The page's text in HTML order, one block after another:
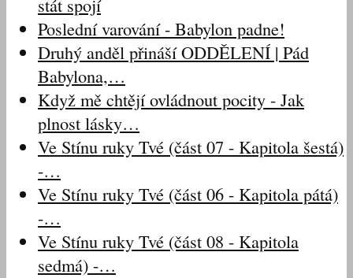
stát spojí
Poslední varování - Babylon padne!
Druhý anděl přináší ODDĚLENÍ | Pád
Babylona,…
Když mě chtějí ovládnout pocity - Jak
plnost lásky…
Ve Stínu ruky Tvé (část 07 - Kapitola šestá)
-…
Ve Stínu ruky Tvé (část 06 - Kapitola pátá)
-…
Ve Stínu ruky Tvé (část 08 - Kapitola
sedmá) -…